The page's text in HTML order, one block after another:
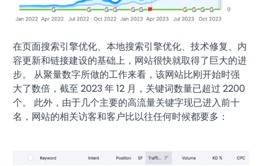
在页面搜索引擎优化、本地搜索引擎优化、技术修复、内
容更新和链接建设的基础上，网站很快就取得了巨大的进
步。 从聚量数字所做的工作来看，该网站比刚开始时强
大了数倍，截至 2023 年 12 月，关键词数量已超过 2200
个。 此外，由于几个主要的高流量关键字现已进入前十
名，网站的相关访客和客户比以往任何时候都要多：